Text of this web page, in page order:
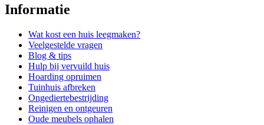
Informatie
Wat kost een huis leegmaken?
Veelgestelde vragen
Blog & tips
Hulp bij vervuild huis
Hoarding opruimen
Tuinhuis afbreken
Ongediertebestrijding
Reinigen en ontgeuren
Oude meubels ophalen